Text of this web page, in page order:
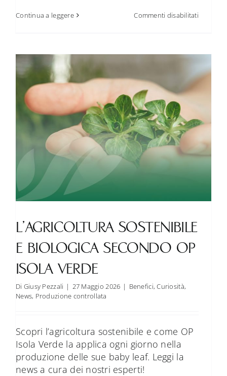
Continua a leggere Commenti disabilitati
per
L’AGRICOLTURA SOSTENIBILE
E BIOLOGICA SECONDO OP
ISOLA VERDE
Di Giusy Pezzali | 27 Maggio 2026 | Benefici,Curiosità,
News, Produzione controllata
Scopri l’agricoltura sostenibile e come OP
Isola Verde la applica ogni giorno nella
produzione delle sue baby leaf. Leggi la
news a cura dei nostri esperti!